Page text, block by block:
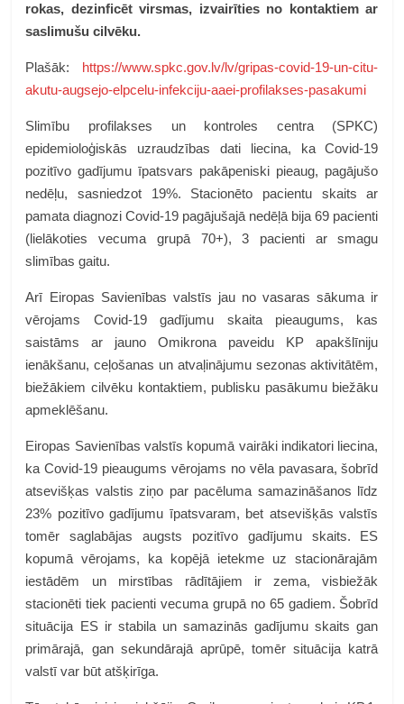
rokas, dezinficēt virsmas, izvairīties no kontaktiem ar
saslimušu cilvēku.
Plašāk: https://www.spkc.gov.lv/lv/gripas-covid-19-un-citu-
akutu-augsejo-elpcelu-infekciju-aaei-profilakses-pasakumi
Slimību profilakses un kontroles centra (SPKC)
epidemioloģiskās uzraudzības dati liecina, ka Covid-19
pozitīvo gadījumu īpatsvars pakāpeniski pieaug, pagājušo
nedēļu, sasniedzot 19%. Stacionēto pacientu skaits ar
pamata diagnozi Covid-19 pagājušajā nedēļā bija 69 pacienti
(lielākoties vecuma grupā 70+), 3 pacienti ar smagu
slimības gaitu.
Arī Eiropas Savienības valstīs jau no vasaras sākuma ir
vērojams Covid-19 gadījumu skaita pieaugums, kas
saistāms ar jauno Omikrona paveidu KP apakšlīniju
ienākšanu, ceļošanas un atvaļinājumu sezonas aktivitātēm,
biežākiem cilvēku kontaktiem, publisku pasākumu biežāku
apmeklēšanu.
Eiropas Savienības valstīs kopumā vairāki indikatori liecina,
ka Covid-19 pieaugums vērojams no vēla pavasara, šobrīd
atsevišķas valstis ziņo par pacēluma samazināšanos līdz
23% pozitīvo gadījumu īpatsvaram, bet atsevišķās valstīs
tomēr saglabājas augsts pozitīvo gadījumu skaits. ES
kopumā vērojams, ka kopējā ietekme uz stacionārajām
iestādēm un mirstības rādītājiem ir zema, visbiežāk
stacionēti tiek pacienti vecuma grupā no 65 gadiem. Šobrīd
situācija ES ir stabila un samazinās gadījumu skaits gan
primārajā, gan sekundārajā aprūpē, tomēr situācija katrā
valstī var būt atšķirīga.